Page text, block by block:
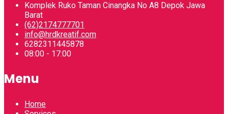
Komplek Ruko Taman Cinangka No A8 Depok Jawa
Barat
(62)2174777701
info@hrdkreatif.com
6282311445878
08:00 - 17:00
Menu
Home